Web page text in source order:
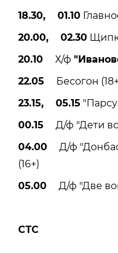
18.30, 01.10
20.00, 02.30
20.10 Х/ф
22.05 Бесогон
23.15, 05.15
00.15 Д/ф "Дети
04.00 Д/ф
(16+)
05.00 Д/ф "Две
СТС